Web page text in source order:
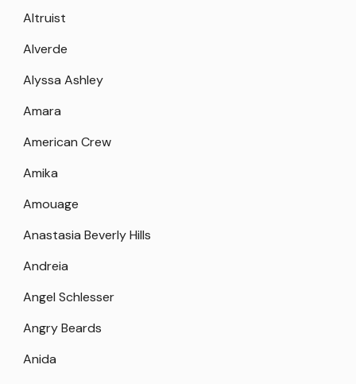
Altruist
Alverde
Alyssa Ashley
Amara
American Crew
Amika
Amouage
Anastasia Beverly Hills
Andreia
Angel Schlesser
Angry Beards
Anida